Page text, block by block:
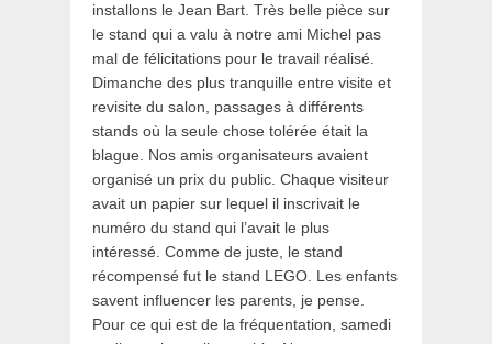
installons le Jean Bart. Très belle pièce sur
le stand qui a valu à notre ami Michel pas
mal de félicitations pour le travail réalisé.
Dimanche des plus tranquille entre visite et
revisite du salon, passages à différents
stands où la seule chose tolérée était la
blague. Nos amis organisateurs avaient
organisé un prix du public. Chaque visiteur
avait un papier sur lequel il inscrivait le
numéro du stand qui l’avait le plus
intéressé. Comme de juste, le stand
récompensé fut le stand LEGO. Les enfants
savent influencer les parents, je pense.
Pour ce qui est de la fréquentation, samedi